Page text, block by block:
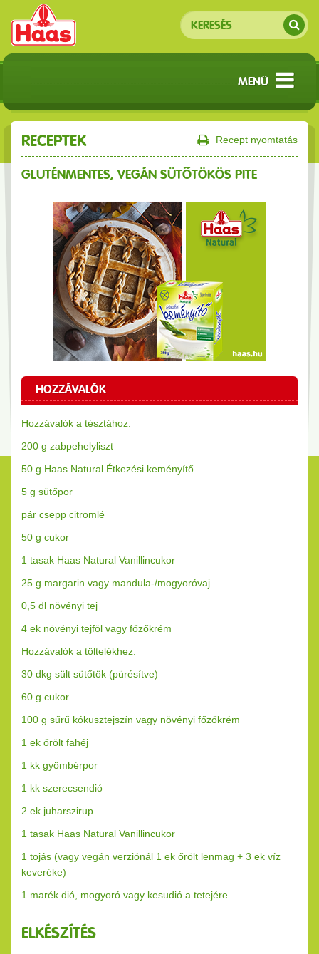
MENÜ
RECEPTEK Recept nyomtatás
GLUTÉNMENTES, VEGÁN SÜTŐTÖKÖS PITE
HOZZÁVALÓK
Hozzávalók a tésztához:
200 g zabpehelyliszt
50 g Haas Natural Étkezési keményítő
5 g sütőpor
pár csepp citromlé
50 g cukor
1 tasak Haas Natural Vanillincukor
25 g margarin vagy mandula-/mogyoróvaj
0,5 dl növényi tej
4 ek növényi tejföl vagy főzőkrém
Hozzávalók a töltelékhez:
30 dkg sült sütőtök (pürésítve)
60 g cukor
100 g sűrű kókusztejszín vagy növényi főzőkrém
1 ek őrölt fahéj
1 kk gyömbérpor
1 kk szerecsendió
2 ek juharszirup
1 tasak Haas Natural Vanillincukor
1 tojás (vagy vegán verziónál 1 ek őrölt lenmag + 3 ek víz
keveréke)
1 marék dió, mogyoró vagy kesudió a tetejére
ELKÉSZÍTÉS